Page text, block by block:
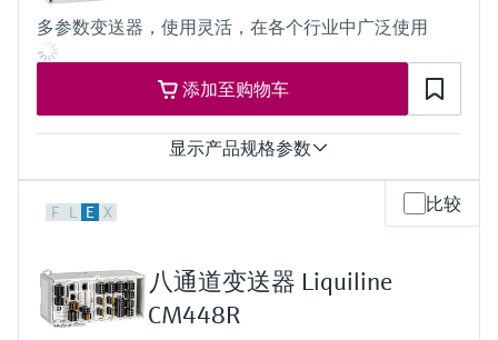
4路继电器
ProfibusDP
Modbus RS485
防护等级
多参数变送器，使用灵活，在各个行业中广泛使用
添加至购物车
显示产品规格参数
1...8路Memosens数字量输入
输出
2...8路0/4...20 mA电流输出
报警继电器
F L E X 比较
八通道变送器 Liquiline
CM448R